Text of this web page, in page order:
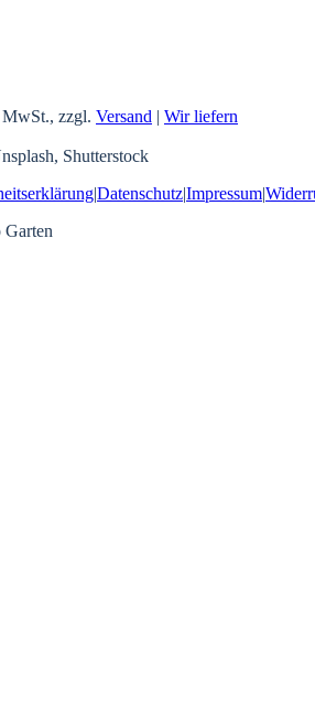
zzgl. Versand | Wir liefern
Shutterstock
|Datenschutz|Impressum|